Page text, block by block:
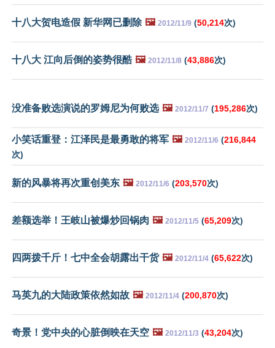
十八大贺电造假 新华网已删除 🖼️ 2012/11/9 (50,214次)
十八大 江向后倒的姿势很酷 🖼️ 2012/11/8 (43,886次)
没准备败选演说的罗姆尼为何败选 🖼️ 2012/11/7 (195,286次)
小笑话重登：江泽民是最勇敢的将军 🖼️ 2012/11/6 (216,844
次)
新的风暴将再次重创美东 🖼️ 2012/11/6 (203,570次)
差额选举！王岐山被爆炒回锅肉 🖼️ 2012/11/5 (65,209次)
四两拨千斤！七中全会胡露出干货 🖼️ 2012/11/4 (65,622次)
马英九的大陆政策依然如故 🖼️ 2012/11/4 (200,870次)
奇景！党中央的心脏倒映在天空 🖼️ 2012/11/3 (43,204次)